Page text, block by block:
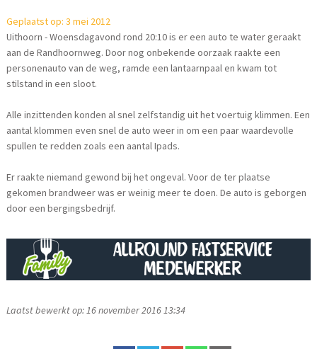
Geplaatst op: 3 mei 2012
Uithoorn - Woensdagavond rond 20:10 is er een auto te water geraakt
aan de Randhoornweg. Door nog onbekende oorzaak raakte een
personenauto van de weg, ramde een lantaarnpaal en kwam tot
stilstand in een sloot.
Alle inzittenden konden al snel zelfstandig uit het voertuig klimmen. Een
aantal klommen even snel de auto weer in om een paar waardevolle
spullen te redden zoals een aantal Ipads.
Er raakte niemand gewond bij het ongeval. Voor de ter plaatse
gekomen brandweer was er weinig meer te doen. De auto is geborgen
door een bergingsbedrijf.
Laatst bewerkt op: 16 november 2016 13:34